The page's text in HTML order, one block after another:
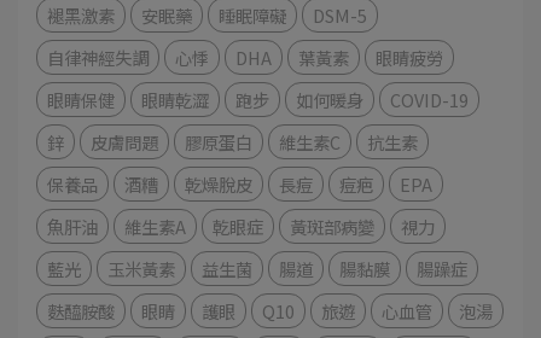
褪黑激素
安眠藥 睡眠障礙
DSM-5
自律神經失調
心悸 DHA 葉黃素
眼睛疲勞
眼睛保健
眼睛乾澀 跑步 如何暖身
COVID-19
鋅
皮膚問題 膠原蛋白 維生素C
抗生素
保養品
酒糟 乾燥脫皮 長痘 痘疤
EPA
魚肝油
維生素A 乾眼症 黃斑部病變
視力
藍光
玉米黃素 益生菌 腸道 腸黏膜
腸躁症
麩醯胺酸
眼睛 護眼 Q10 旅遊 心血管
泡湯